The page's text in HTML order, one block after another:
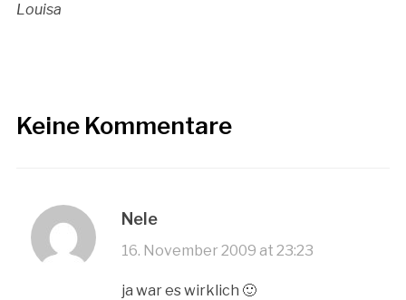
Louisa
Keine Kommentare
Nele
16. November 2009 at 23:23
ja war es wirklich 🙂